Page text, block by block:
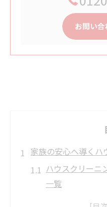
お問い
家族の安心へ導くハ
ハウスクリーニ
一覧
家族の健康を守